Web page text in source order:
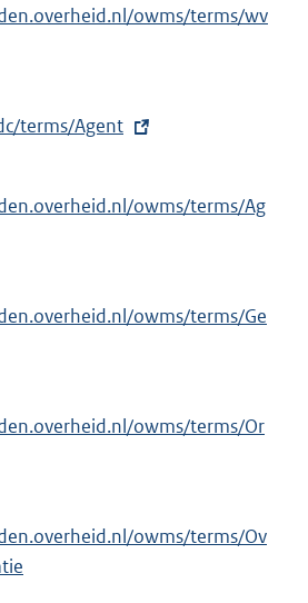
owms/terms/wv
terms/Agent
owms/terms/Ag
owms/terms/Ge
owms/terms/Or
owms/terms/Ov